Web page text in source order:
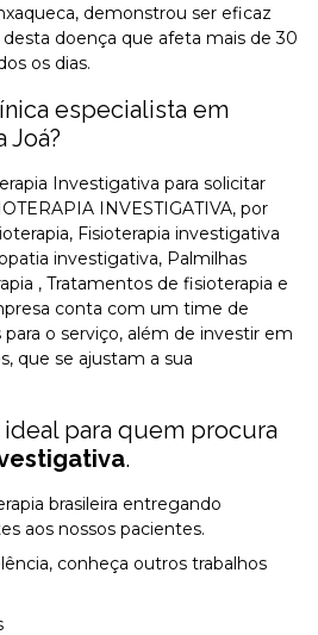
demonstrou ser eficaz
doença que afeta mais de 30
os dias.
especialista em
Joá?
Investigativa para solicitar
INVESTIGATIVA, por
Fisioterapia investigativa
investigativa, Palmilhas
, Tratamentos de fisioterapia e
conta com um time de
o serviço, além de investir em
que se ajustam a sua
para quem procura
.
brasileira entregando
aos nossos pacientes.
conheça outros trabalhos